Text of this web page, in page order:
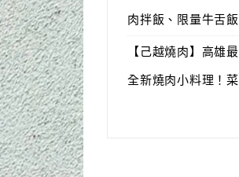
肉拌飯、限量牛舌
【己越燒肉】高雄
全新燒肉小料理！